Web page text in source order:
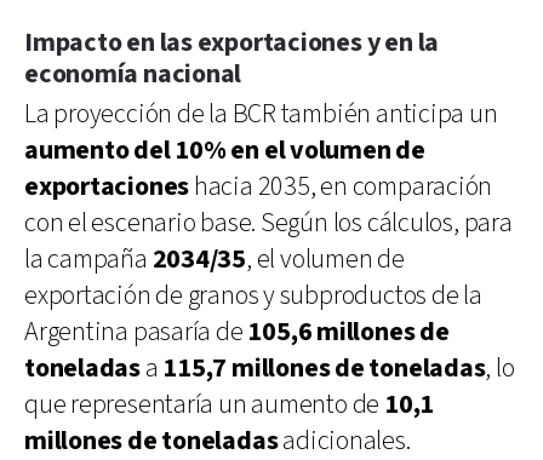
Impacto en las exportaciones y en la
economía nacional
La proyección de la BCR también anticipa un
aumento del 10% en el volumen de
exportacioneshacia 2035, en comparación
con el escenario base. Según los cálculos, para
la campaña 2034/35, el volumen de
exportación de granos y subproductos de la
Argentina pasaría de 105,6 millones de
toneladasa 115,7 millones de toneladas, lo
que representaría un aumento de 10,1
millones de toneladasadicionales.